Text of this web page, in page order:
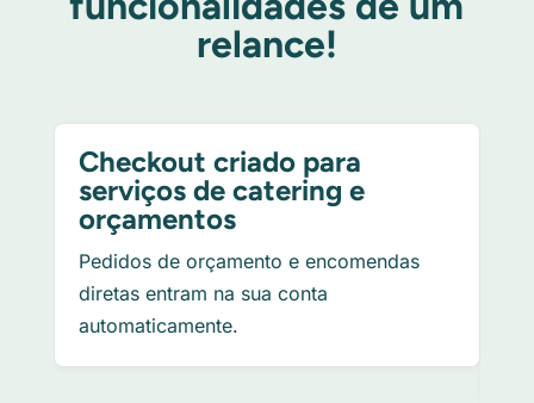
relance!
Checkout criado para
serviços de catering e
orçamentos
Pedidos de orçamento e encomendas
diretas entram na sua conta
automaticamente.